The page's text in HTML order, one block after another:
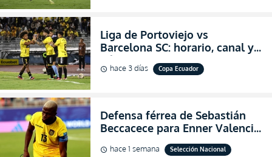
Liga de Portoviejo vs
Barcelona SC: horario, canal y
dónde ver EN VIVO los octavos
de final de la Copa Ecuador
schedule hace 3 días Copa Ecuador
Defensa férrea de Sebastián
Beccacece para Enner Valencia
al indicar que era el hombre
indicado para Ecuador
schedule hace 1 semana Selección Nacional